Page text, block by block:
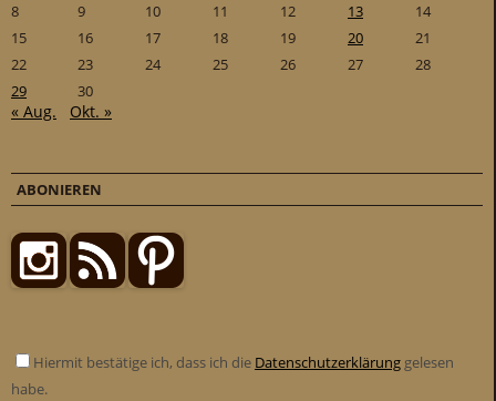
8
9 10 11 12 13
14
15
16 17 18 19 20
21
22
23 24 25 26 27
28
29
30
« Aug. Okt. »
ABONIEREN
Hiermit bestätige ich, dass ich die Datenschutzerklärung gelesen
habe.